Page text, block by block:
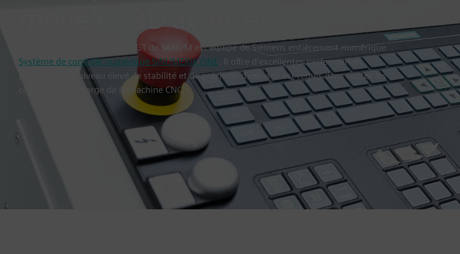
modèles 3D avancés
Le centre d'usinage Lambda GT de FANUM est équipé de Siemens entièrement numérique
Système de contrôle numérique SINUMERIK ONE. Il offre d'excellentes performances
partout où un niveau élevé de stabilité et de précision d'usinage est requis dans toutes les
conditions de charge de la machine CNC.